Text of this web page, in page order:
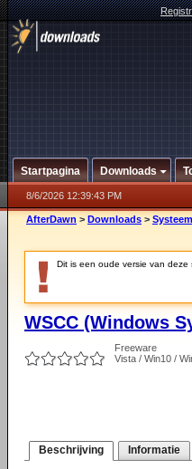
Startpagina Downloads
8/6/2026 12:39:43 PM
AfterDawn > Downloads >
Dit is een oude versie van deze
WSCC (Windows
Freeware
Vista / Win10 /
Beschrijving Informatie